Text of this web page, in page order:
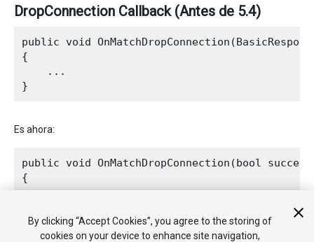
DropConnection Callback (Antes de 5.4)
public void
{
    ...
Es ahora:
public void OnMatchDropConnection(bool
{
    ...
By clicking “Accept Cookies”, you agree to the storing of
cookies on your device to enhance site navigation,